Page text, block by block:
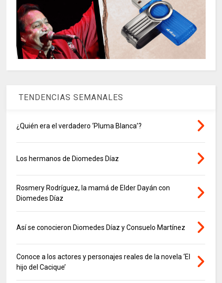
TENDENCIAS SEMANALES
¿Quién era el verdadero ‘Pluma Blanca’?
Los hermanos de Diomedes Díaz
Rosmery Rodríguez, la mamá de Elder Dayán con
Diomedes Díaz
Así se conocieron Diomedes Díaz y Consuelo Martínez
Conoce a los actores y personajes reales de la novela ‘El
hijo del Cacique’